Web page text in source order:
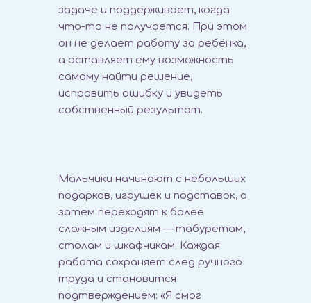
задаче и поддерживает, когда
что-то не получается. При этом
он не делает работу за ребёнка,
а оставляет ему возможность
самому найти решение,
исправить ошибку и увидеть
собственный результат.
Мальчики начинают с небольших
подарков, игрушек и подставок, а
затем переходят к более
сложным изделиям — табуретам,
столам и шкафчикам. Каждая
работа сохраняет след ручного
труда и становится
подтверждением: «Я смог